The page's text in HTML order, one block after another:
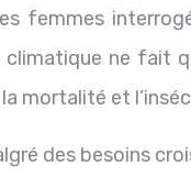
femmes
ne fait
mortalité et
des besoins